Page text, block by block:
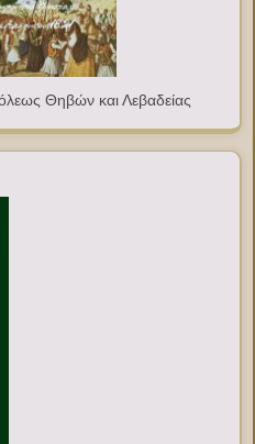
Θηβών και Λεβαδείας